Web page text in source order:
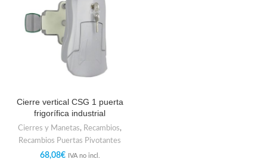
Cierre vertical CSG 1 puerta
frigorífica industrial
Cierres y Manetas, Recambios,
Recambios Puertas Pivotantes
68,08€ IVA no incl.